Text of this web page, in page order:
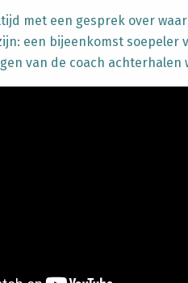
met een gesprek over
een bijeenkomst
van de coach achterhalen